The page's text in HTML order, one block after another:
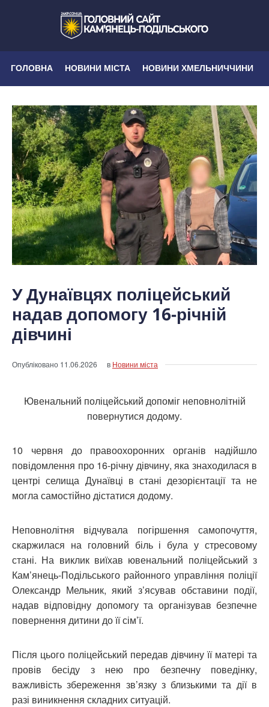
ГОЛОВНА НОВИНИ МІСТА НОВИНИ ХМЕЛЬНИЧЧИНИ
У Дунаївцях поліцейський
надав допомогу 16-річній
дівчині
Опубліковано 11.06.2026 в Новини міста
Ювенальний поліцейський допоміг неповнолітній
повернутися додому.
10 червня до правоохоронних органів надійшло
повідомлення про 16-річну дівчину, яка знаходилася в
центрі селища Дунаївці в стані дезорієнтації та не
могла самостійно дістатися додому.
Неповнолітня відчувала погіршення самопочуття,
скаржилася на головний біль і була у стресовому
стані. На виклик виїхав ювенальний поліцейський з
Кам’янець-Подільського районного управління поліції
Олександр Мельник, який з’ясував обставини події,
надав відповідну допомогу та організував безпечне
повернення дитини до її сім’ї.
Після цього поліцейський передав дівчину її матері та
провів бесіду з нею про безпечну поведінку,
важливість збереження зв’язку з близькими та дії в
разі виникнення складних ситуацій.